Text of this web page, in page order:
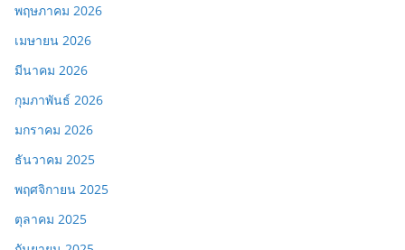
พฤษภาคม 2026
เมษายน 2026
มีนาคม 2026
กุมภาพันธ์ 2026
มกราคม 2026
ธันวาคม 2025
พฤศจิกายน 2025
ตุลาคม 2025